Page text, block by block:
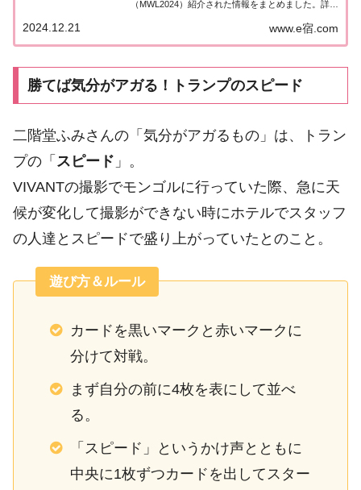
（MWL2024）紹介された情報をまとめました。詳し
月27日（金）21時から3時間にわたって放送される
『ゴールデンラヴィ...
www.e宿.com
2024.12.21
勝てば気分がアガる！トランプのスピード
二階堂ふみさんの「気分がアガるもの」は、トラン
プの「 スピード 」。
VIVANTの撮影でモンゴルに行っていた際、急に天
候が変化して撮影ができない時にホテルでスタッフ
の人達とスピードで盛り上がっていたとのこと。
遊び方＆ルール
カードを黒いマークと赤いマークに
分けて対戦。
まず自分の前に4枚を表にして並べ
る。
「スピード」というかけ声とともに
中央に1枚ずつカードを出してスター